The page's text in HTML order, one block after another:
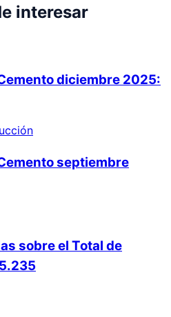
interesar
diciembre 2025:
septiembre
sobre el Total de